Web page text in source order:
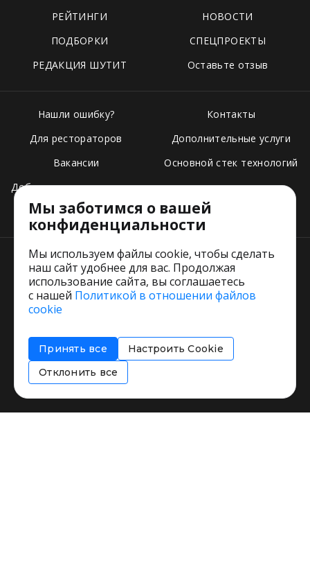
РЕЙТИНГИ
НОВОСТИ
ПОДБОРКИ
СПЕЦПРОЕКТЫ
РЕДАКЦИЯ ШУТИТ
Оставьте отзыв
Нашли ошибку?
Для рестораторов
Вакансии
Добавить свое заведение
Тарифы
Контакты
Дополнительные услуги
Основной стек технологий
Пользовательское соглашение
Соглашение об информировании
Политика использования cookies
Мы заботимся о вашей
конфиденциальности
Мы используем файлы cookie, чтобы сделать
наш сайт удобнее для вас. Продолжая
использование сайта, вы соглашаетесь
с нашей Политикой в отношении файлов
cookie
Принять все
Настроить Cookie
Отклонить все